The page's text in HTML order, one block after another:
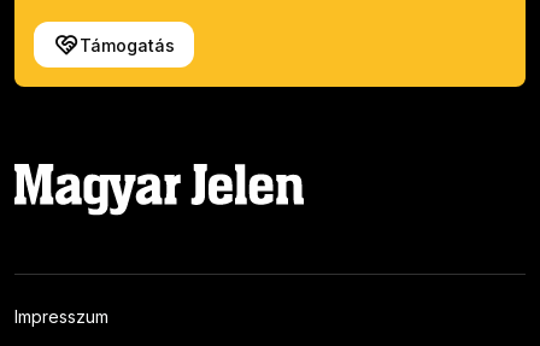
Támogatás
Impresszum